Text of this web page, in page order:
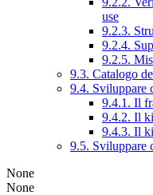
use
9.2.3.
9.2.4.
9.2.5.
9.3. Catalogo
9.4. Sviluppare
9.4.1. Il
9.4.2. Il
9.4.3. Il
9.5. Sviluppare
None
None